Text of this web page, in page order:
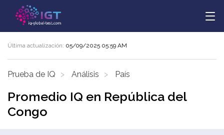
Última actualización: 05/09/2025 05:59 AM
Prueba de IQ Análisis País
Promedio IQ en República del
Congo